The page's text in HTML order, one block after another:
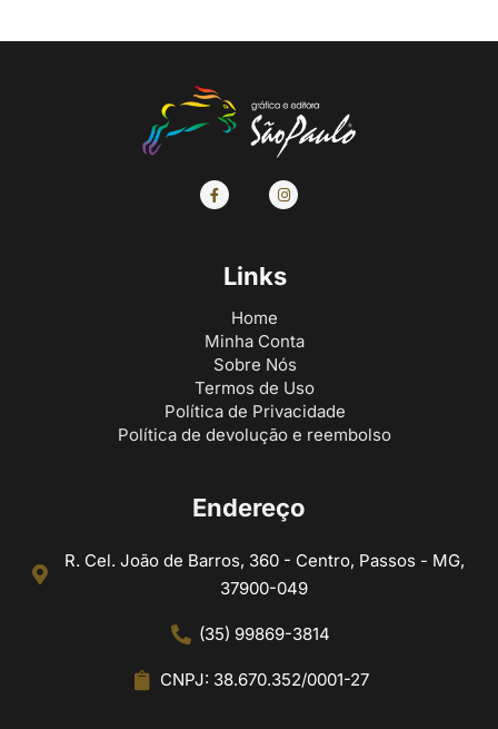
Links
Home
Minha Conta
Sobre Nós
Termos de Uso
Política de Privacidade
Política de devolução e reembolso
Endereço
R. Cel. João de Barros, 360 - Centro, Passos - MG,
37900-049
(35) 99869-3814
CNPJ: 38.670.352/0001-27